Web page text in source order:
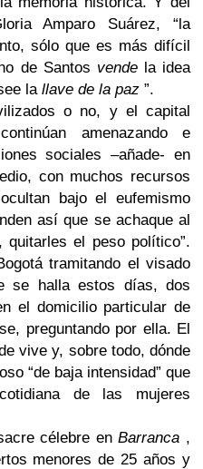
Amparo Suárez, “la
sólo que es más difícil
de Santos vende la idea
la llave de la paz ”.
o no, y el capital
amenazando e
sociales –añade- en
con muchos recursos
bajo el eufemismo
así que se achaque al
el peso político”.
tramitando el visado
se halla estos días, dos
el domicilio particular de
preguntando por ella. El
vive y, sobre todo, dónde
“de baja intensidad” que
de las mujeres
célebre enBarranca ,
menores de 25 años y